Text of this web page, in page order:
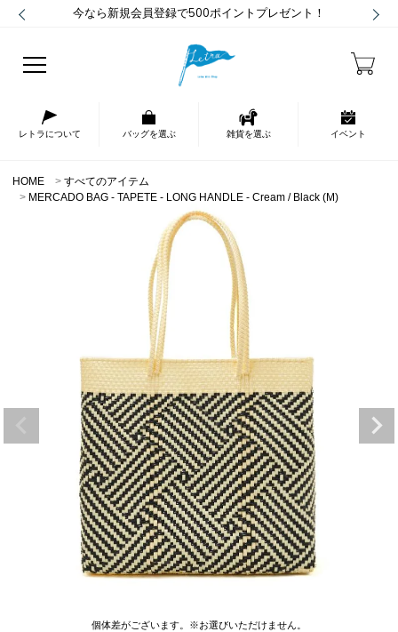
今なら新規会員登録で500ポイントプレゼント！
レトラについて バッグを選ぶ 雑貨を選ぶ イベント
HOME
すべてのアイテム
MERCADO BAG - TAPETE - LONG HANDLE - Cream / Black (M)
個体差がございます。※お選びいただけません。